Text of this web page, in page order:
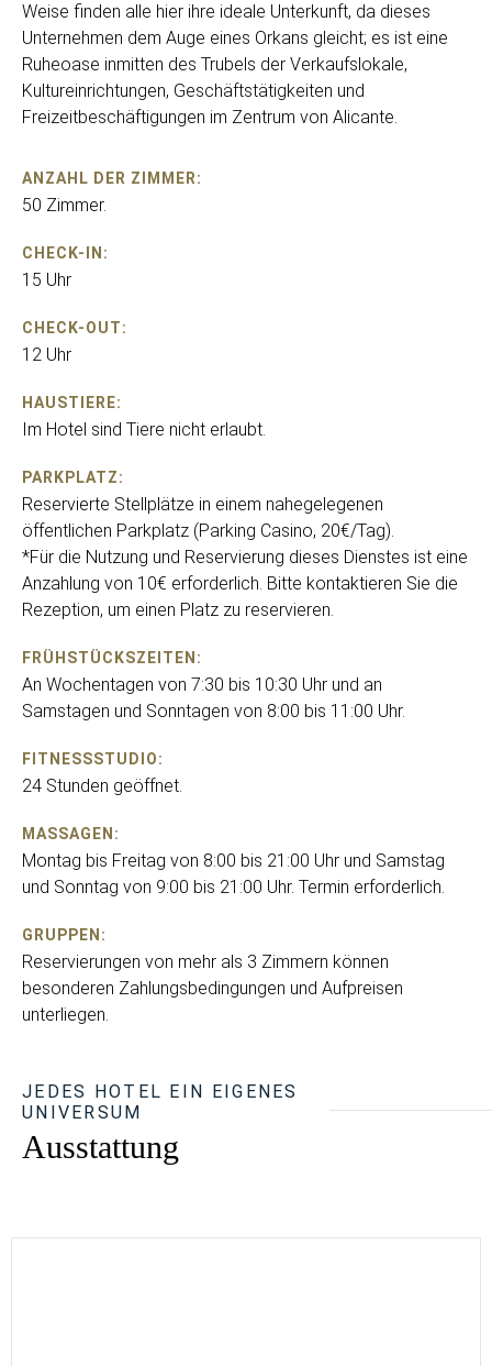
Weise finden alle hier ihre ideale Unterkunft, da dieses
Unternehmen dem Auge eines Orkans gleicht; es ist eine
Ruheoase inmitten des Trubels der Verkaufslokale,
Kultureinrichtungen, Geschäftstätigkeiten und
Freizeitbeschäftigungen im Zentrum von Alicante.
ANZAHL DER ZIMMER:
50 Zimmer.
CHECK-IN:
15 Uhr
CHECK-OUT:
12 Uhr
HAUSTIERE:
Im Hotel sind Tiere nicht erlaubt.
PARKPLATZ:
Reservierte Stellplätze in einem nahegelegenen
öffentlichen Parkplatz (Parking Casino, 20€/Tag).
*Für die Nutzung und Reservierung dieses Dienstes ist eine
Anzahlung von 10€ erforderlich. Bitte kontaktieren Sie die
Rezeption, um einen Platz zu reservieren.
FRÜHSTÜCKSZEITEN:
An Wochentagen von 7:30 bis 10:30 Uhr und an
Samstagen und Sonntagen von 8:00 bis 11:00 Uhr.
FITNESSSTUDIO:
24 Stunden geöffnet.
MASSAGEN:
Montag bis Freitag von 8:00 bis 21:00 Uhr und Samstag
und Sonntag von 9:00 bis 21:00 Uhr. Termin erforderlich.
GRUPPEN:
Reservierungen von mehr als 3 Zimmern können
besonderen Zahlungsbedingungen und Aufpreisen
unterliegen.
JEDES HOTEL EIN EIGENES
UNIVERSUM
Ausstattung